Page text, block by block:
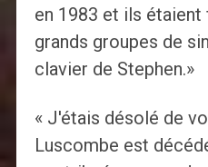
en 1983 et ils étaient
grands groupes de
clavier de Stephen.»
« J'étais désolé de
Luscombe est